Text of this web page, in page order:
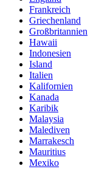
Frankreich
Griechenland
Großbritannien
Hawaii
Indonesien
Island
Italien
Kalifornien
Kanada
Karibik
Malaysia
Malediven
Marrakesch
Mauritius
Mexiko